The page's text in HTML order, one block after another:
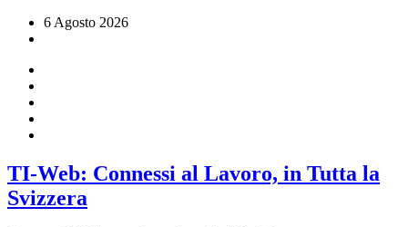
6 Agosto 2026
TI-Web: Connessi al Lavoro, in Tutta la
Svizzera